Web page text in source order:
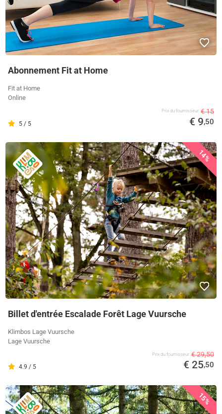
Abonnement Fit at Home
Fit at Home
Online
5 / 5
Prix ​​du fournisseur € 15
€ 9,50
14%
Billet d'entrée Escalade Forêt Lage Vuursche
Klimbos Lage Vuursche
Lage Vuursche
4.9 / 5
Prix ​​du fournisseur € 29,50
€ 25,50
15%